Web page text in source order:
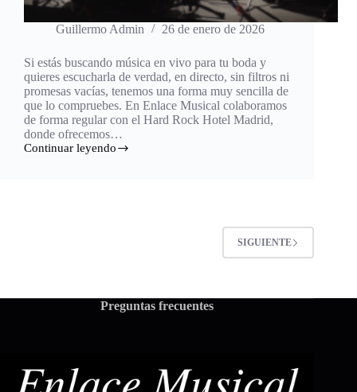
Guillermo Admin 26 de enero de 2026
Si estás buscando música en vivo para tu boda y
quieres escucharla de verdad, en directo, sin filtros ni
promesas vacías, tenemos una forma muy sencilla de
que lo compruebes. En Enlace Musical colaboramos
de forma regular con el Hard Rock Hotel Madrid,
donde ofrecemos…
Continuar leyendo
SIGUIENTE
Preguntas frecuentes